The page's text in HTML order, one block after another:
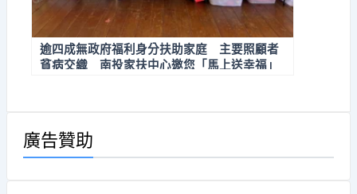
逾四成無政府福利身分扶助家庭 主要照顧者
貧病交織 南投家扶中心邀您「馬上送幸福」
廣告贊助